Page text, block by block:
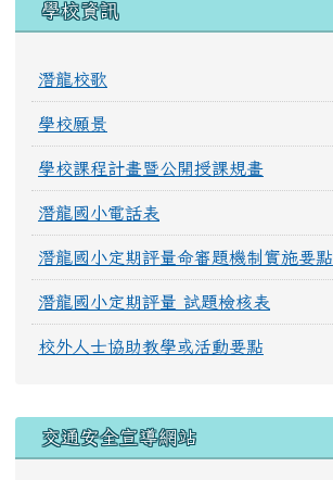
學校資訊
潛龍校歌
學校願景
學校課程計畫暨公開授課規畫
潛龍國小電話表
潛龍國小定期評量命審題機制實施要點
潛龍國小定期評量 試題檢核表
校外人士協助教學或活動要點
交通安全宣導網站